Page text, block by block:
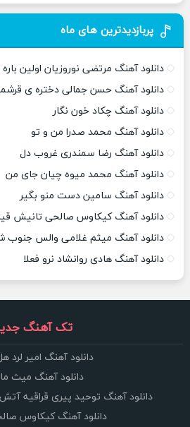
پربازدیدترین های ماه
دانلود آهنگ مرتضی نوروزیان اولین باره
دانلود آهنگ حسن جمالی دختره ی
دانلود آهنگ چکاد خون نگار
دانلود آهنگ محمد صدرا من و تو
دانلود آهنگ رضا سمندری غروب دل
دانلود آهنگ محمد میوه چیان جای من
دانلود آهنگ سامین دست منو بگیر
دانلود آهنگ کیکاوس صالحی تانیش
دانلود آهنگ میثم غلامی والس جنوب
دانلود آهنگ هادی روانشاد نرو فعلا
تک آهنگ
دانلود آهنگ امیر لرد
دانلود آهنگ میث
دانلود آهنگ توحید پیری قراقیه
دانلود آهنگ کیکاوس